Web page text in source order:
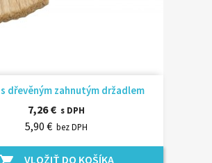
dřevěným zahnutým držadlem
7,26 € s DPH
5,90 € bez DPH
VLOŽIŤ DO KOŠÍKA